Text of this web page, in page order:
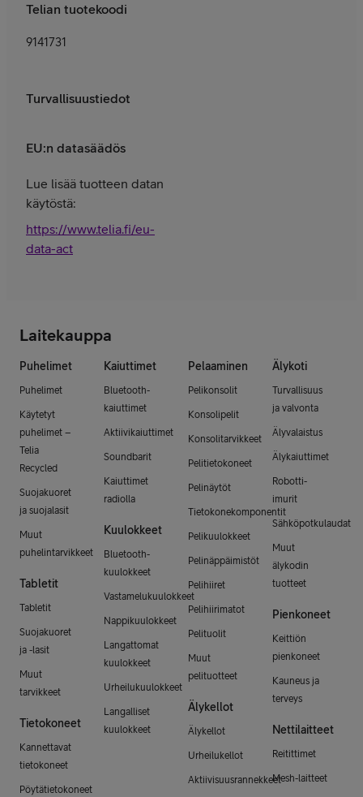
Telian tuotekoodi
9141731
Turvallisuustiedot
EU:n datasäädös
Lue lisää tuotteen datan
käytöstä:
https://www.telia.fi/eu-
data-act
Laitekauppa
Puhelimet
Puhelimet
Käytetyt
puhelimet –
Telia
Recycled
Suojakuoret
ja suojalasit
Muut
puhelintarvikkeet
Tabletit
Tabletit
Suojakuoret
ja -lasit
Muut
tarvikkeet
Tietokoneet
Kannettavat
tietokoneet
Pöytätietokoneet
Kaiuttimet
Bluetooth-
kaiuttimet
Aktiivikaiuttimet
Soundbarit
Kaiuttimet
radiolla
Kuulokkeet
Bluetooth-
kuulokkeet
Vastamelukuulokkeet
Nappikuulokkeet
Langattomat
kuulokkeet
Urheilukuulokkeet
Langalliset
kuulokkeet
Pelaaminen
Pelikonsolit
Konsolipelit
Konsolitarvikkeet
Pelitietokoneet
Pelinäytöt
Tietokonekomponentit
Pelikuulokkeet
Pelinäppäimistöt
Pelihiiret
Pelihiirimatot
Pelituolit
Muut
pelituotteet
Älykellot
Älykellot
Urheilukellot
Aktiivisuusrannekkeet
Älykoti
Turvallisuus
ja valvonta
Älyvalaistus
Älykaiuttimet
Robotti-
imurit
Sähköpotkulaudat
Muut
älykodin
tuotteet
Pienkoneet
Keittiön
pienkoneet
Kauneus ja
terveys
Nettilaitteet
Reitittimet
Mesh-laitteet